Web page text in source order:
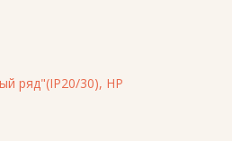
ряд"(IP20/30), HP